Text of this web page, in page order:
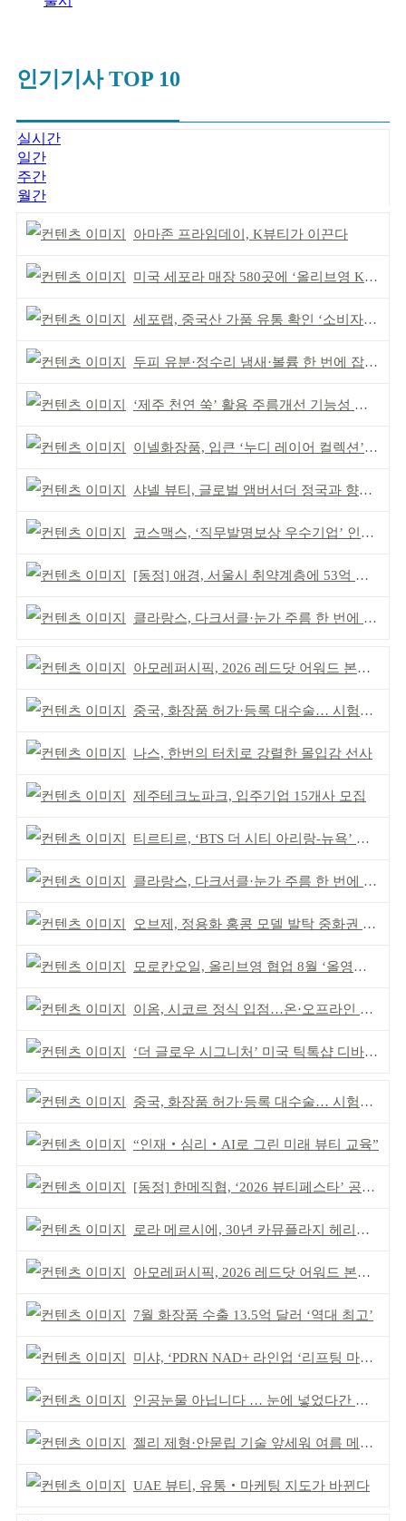
인기기사 TOP 10
실시간
일간
주간
월간
아마존 프라임데이, K뷰티가 이끈다
미국 세포라 매장 580곳에 ‘올리브영 K뷰티에딧’ 론칭
세포랩, 중국산 가품 유통 확인 ‘소비자 주의’ 당부
두피 유분·정수리 냄새·볼륨 한 번에 잡는다
‘제주 천연 쑥’ 활용 주름개선 기능성 식약처 심사 통과
이넬화장품, 입큰 ‘누디 레이어 컬렉션’ 출시
샤넬 뷰티, 글로벌 앰버서더 정국과 향수 캠페인 공개
코스맥스, ‘직무발명보상 우수기업’ 인증 획득 IP 경영 강화
[동정] 애경, 서울시 취약계층에 53억 제품 기부
클라랑스, 다크서클·눈가 주름 한 번에 더블 케어
아모레퍼시픽, 2026 레드닷 어워드 본상 2개 수상
중국, 화장품 허가·등록 대수술… 시험자료 공용 허용
나스, 한번의 터치로 강렬한 몰입감 선사
제주테크노파크, 입주기업 15개사 모집
티르티르, ‘BTS 더 시티 아리랑-뉴욕’ 참여
클라랑스, 다크서클·눈가 주름 한 번에 더블 케어
오브제, 정용화 홍콩 모델 발탁 중화권 공략 강화
모로칸오일, 올리브영 협업 8월 ‘올영픽’ 선정
이옴, 시코르 정식 입점…온·오프라인 유통망 확대
‘더 글로우 시그니처’ 미국 틱톡샵 디바이스 부문 1위
중국, 화장품 허가·등록 대수술… 시험자료 공용 허용
“인재‧심리‧AI로 그린 미래 뷰티 교육”
[동정] 한메직협, ‘2026 뷰티페스타’ 공동 주최
로라 메르시에, 30년 카뮤플라지 헤리티지 담아
아모레퍼시픽, 2026 레드닷 어워드 본상 2개 수상
7월 화장품 수출 13.5억 달러 ‘역대 최고’
미샤, ‘PDRN NAD+ 라인업 ‘리프팅 마스크’ 출시
인공눈물 아닙니다 … 눈에 넣었다간 각막 손상
젤리 제형·안묻립 기술 앞세워 여름 메이크업 시장 공략
UAE 뷰티, 유통‧마케팅 지도가 바뀐다